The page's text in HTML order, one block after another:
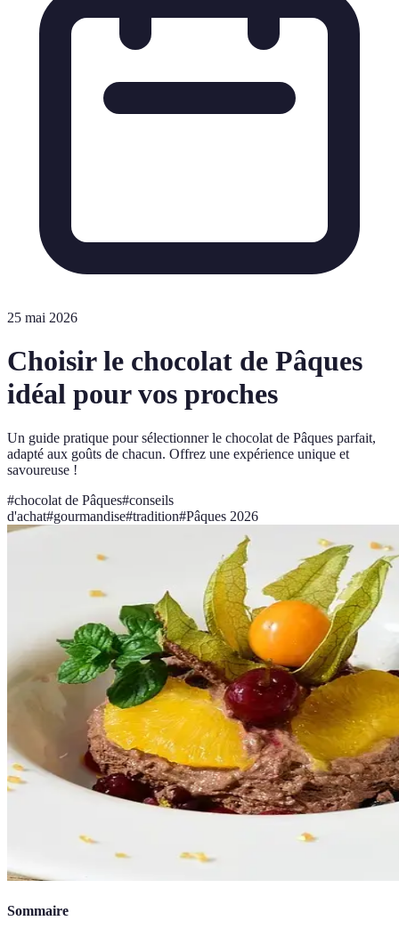
25 mai 2026
Choisir le chocolat de Pâques
idéal pour vos proches
Un guide pratique pour sélectionner le chocolat de Pâques parfait,
adapté aux goûts de chacun. Offrez une expérience unique et
savoureuse !
#chocolat de Pâques#conseils
d'achat#gourmandise#tradition#Pâques 2026
Sommaire